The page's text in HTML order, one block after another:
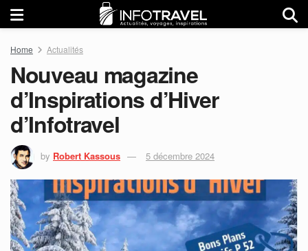
Home Actualités
Nouveau magazine
d’Inspirations d’Hiver
d’Infotravel
by Robert Kassous 5 décembre 2024